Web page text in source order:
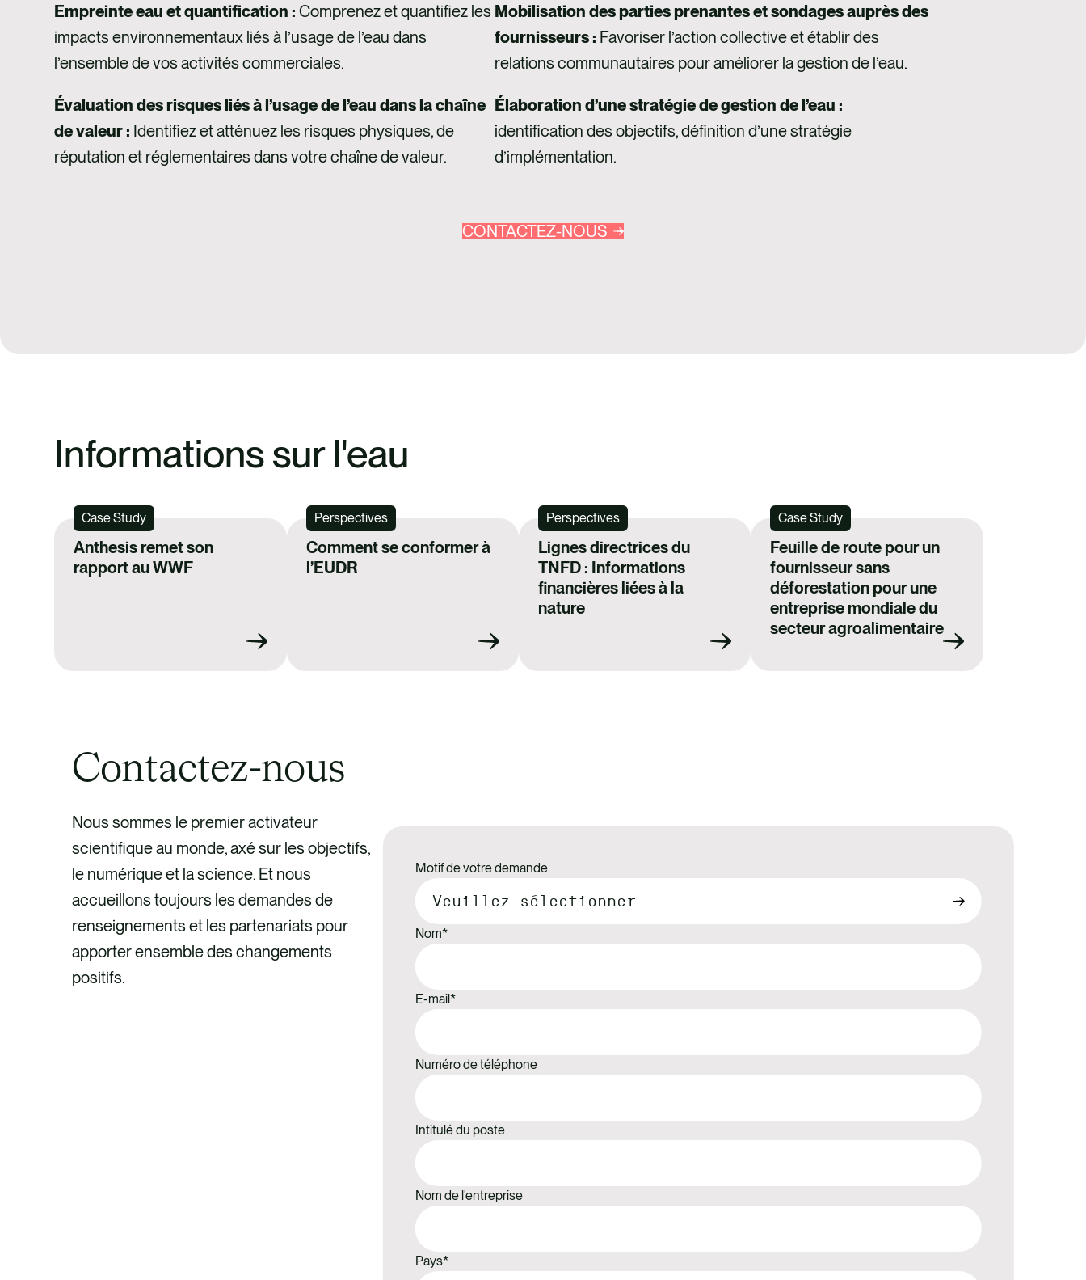
Empreinte eau et quantification : Comprenez et quantifiez les
impacts environnementaux liés à l’usage de l’eau dans
l’ensemble de vos activités commerciales.
Évaluation des risques liés à l’usage de l’eau dans la chaîne
de valeur : Identifiez et atténuez les risques physiques, de
réputation et réglementaires dans votre chaîne de valeur.
Mobilisation des parties prenantes et sondages auprès des
fournisseurs : Favoriser l’action collective et établir des
relations communautaires pour améliorer la gestion de l’eau.
Élaboration d’une stratégie de gestion de l’eau :
identification des objectifs, définition d’une stratégie
d’implémentation.
CONTACTEZ-NOUS
Informations sur l'eau
Case Study
Anthesis remet son
rapport au WWF
Perspectives
Comment se conformer à
l’EUDR
Perspectives
Lignes directrices du
TNFD : Informations
financières liées à la
nature
Case Study
Feuille de route pour un
fournisseur sans
déforestation pour une
entreprise mondiale du
secteur agroalimentaire
Contactez-nous
Nous sommes le premier activateur
scientifique au monde, axé sur les objectifs,
le numérique et la science. Et nous
accueillons toujours les demandes de
renseignements et les partenariats pour
apporter ensemble des changements
positifs.
Motif de votre demande
Nom*
E-mail*
Numéro de téléphone
Intitulé du poste
Nom de l'entreprise
Pays*